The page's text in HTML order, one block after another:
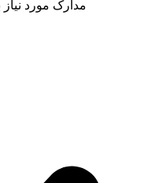
مدارک مورد